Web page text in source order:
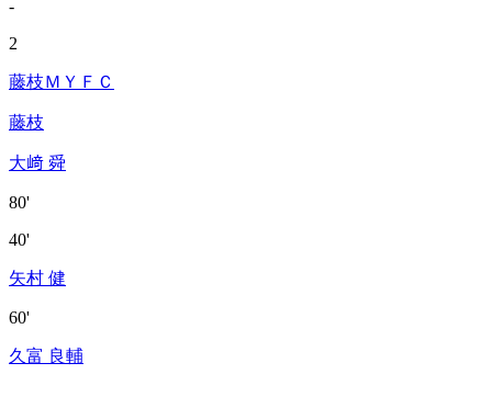
-
2
藤枝ＭＹＦＣ
藤枝
大﨑 舜
80'
40'
矢村 健
60'
久富 良輔